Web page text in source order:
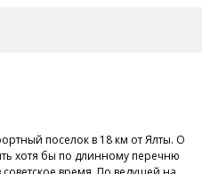
поселок в 18 км от Ялты. О
хотя бы по длинному перечню